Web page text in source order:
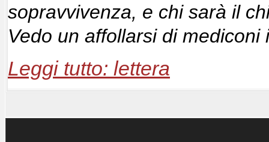
sopravvivenza, e chi sarà il
Vedo un affollarsi di
Leggi tutto: lettera